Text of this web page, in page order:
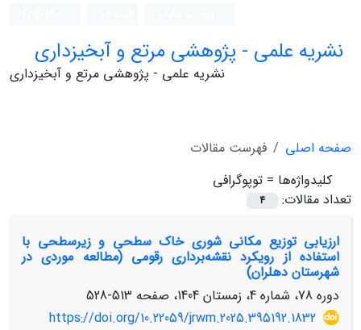
نشریه علمی - پژوهشی مرتع و آبخیزداری
نشریه علمی - پژوهشی مرتع و آبخیزداری
صفحه اصلی
فهرست مقالات
کلیدواژه‌ها = توپوگرافی
تعداد مقالات:
4
ارزیابی توزیع مکانی شوری خاک سطحی و زیرسطحی با
استفاده از رویکرد نقشه‌برداری رقومی (مطالعه موردی در
شهرستان دهلران)
دوره 78، شماره 4، زمستان 1404، صفحه
513-528
https://doi.org/10.22059/jrwm.2025.395192.1832